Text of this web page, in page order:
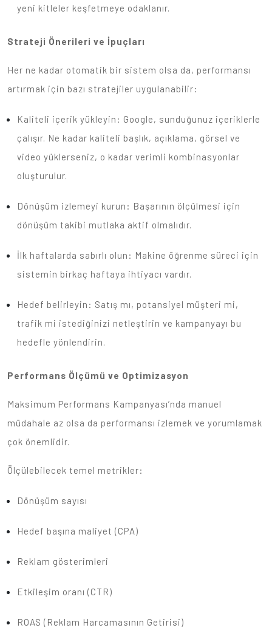
yeni kitleler keşfetmeye odaklanır.
Strateji Önerileri ve İpuçları
Her ne kadar otomatik bir sistem olsa da, performansı
artırmak için bazı stratejiler uygulanabilir:
Kaliteli içerik yükleyin: Google, sunduğunuz içeriklerle
çalışır. Ne kadar kaliteli başlık, açıklama, görsel ve
video yüklerseniz, o kadar verimli kombinasyonlar
oluşturulur.
Dönüşüm izlemeyi kurun: Başarının ölçülmesi için
dönüşüm takibi mutlaka aktif olmalıdır.
İlk haftalarda sabırlı olun: Makine öğrenme süreci için
sistemin birkaç haftaya ihtiyacı vardır.
Hedef belirleyin: Satış mı, potansiyel müşteri mi,
trafik mi istediğinizi netleştirin ve kampanyayı bu
hedefle yönlendirin.
Performans Ölçümü ve Optimizasyon
Maksimum Performans Kampanyası’nda manuel
müdahale az olsa da performansı izlemek ve yorumlamak
çok önemlidir.
Ölçülebilecek temel metrikler:
Dönüşüm sayısı
Hedef başına maliyet (CPA)
Reklam gösterimleri
Etkileşim oranı (CTR)
ROAS (Reklam Harcamasının Getirisi)